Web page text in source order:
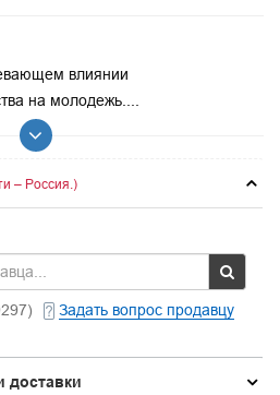
влиянии
на молодежь....
– Россия.)
Задать вопрос продавцу
доставки